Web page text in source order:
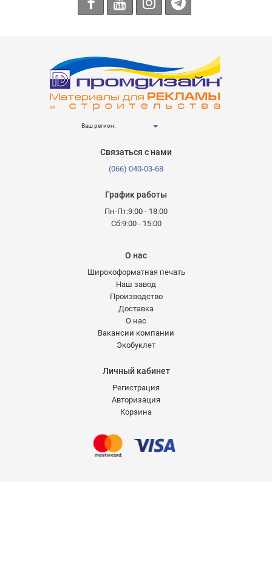
Ваш регион:
Связаться с нами
(066) 040-03-68
График работы
Пн-Пт:9:00 - 18:00
Сб:9:00 - 15:00
О нас
Широкоформатная печать
Наш завод
Производство
Доставка
О нас
Вакансии компании
Экобуклет
Личный кабинет
Регистрация
Авторизация
Корзина